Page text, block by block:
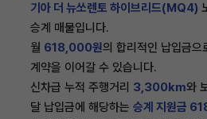
기아 더 뉴쏘렌토 하이브리드(MQ4)
승계 매물입니다.
월 618,000원의 합리적인 납입금
계약을 이어갈 수 있습니다.
신차급 누적 주행거리 3,300km와
달 납입금에 해당하는 승계 지원금